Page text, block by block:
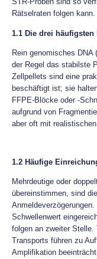
Rätselraten folgen kann.
1.1 Die drei häufigsten
Rein genomisches
der Regel das stabilste
Zellpellets sind eine
beschäftigt ist; sie
FFPE-Blöcke oder -
aufgrund von
aber oft mit
1.2 Häufige
Mehrdeutige oder
übereinstimmen, sind
Schwellenwert
folgen an zweiter Stelle.
Transports führen zu
Amplifikation